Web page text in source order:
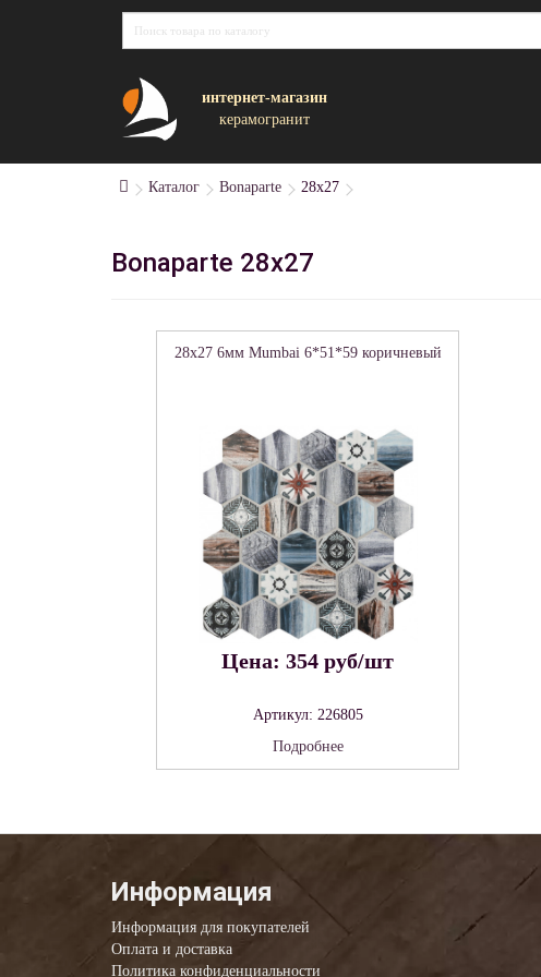
интернет-магазин
керамогранит
Каталог Bonaparte 28x27
Bonaparte 28x27
28x27 6мм Mumbai 6*51*59 коричневый
Цена: 354 руб/шт
Артикул: 226805
Подробнее
Информация
Информация для покупателей
Оплата и доставка
Политика конфиденциальности